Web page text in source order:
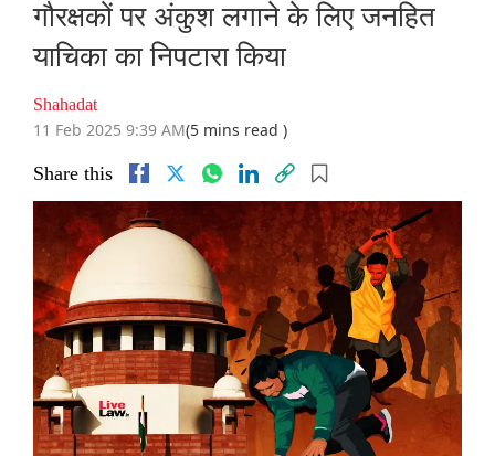
गौरक्षकों पर अंकुश लगाने के लिए जनहित
याचिका का निपटारा किया
Shahadat
11 Feb 2025 9:39 AM(5 mins read )
Share this